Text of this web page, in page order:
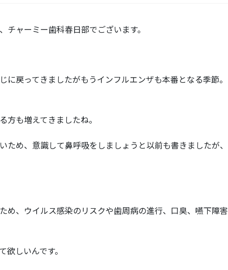
チャーミー歯科春日部でございます。
に戻ってきましたがもうインフルエンザも本番となる季節
方も増えてきましたね。
ため、意識して鼻呼吸をしましょうと以前も書きましたが
め、ウイルス感染のリスクや歯周病の進行、口臭、嚥下障
しいんです。